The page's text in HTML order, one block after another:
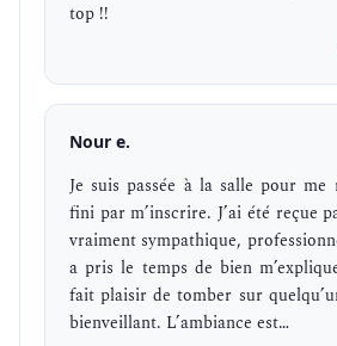
top !!
Nour e.
Je suis passée à la salle pour me
fini par m’inscrire. J’ai été reçue
vraiment sympathique,
a pris le temps de bien
fait plaisir de tomber sur
bienveillant. L’ambiance est…